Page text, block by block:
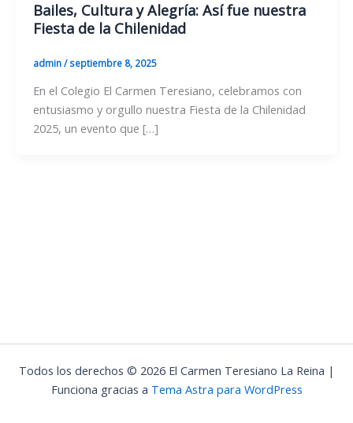
Bailes, Cultura y Alegría: Así fue nuestra
Fiesta de la Chilenidad
admin/septiembre 8, 2025
En el Colegio El Carmen Teresiano, celebramos con
entusiasmo y orgullo nuestra Fiesta de la Chilenidad
2025, un evento que […]
Todos los derechos © 2026 El Carmen Teresiano La Reina |
Funciona gracias a Tema Astra para WordPress